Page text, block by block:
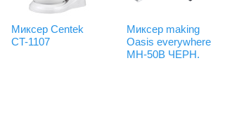
Миксер Centek
CT-1107
Миксер making
Oasis everywhere
MH-50B ЧЕРН.